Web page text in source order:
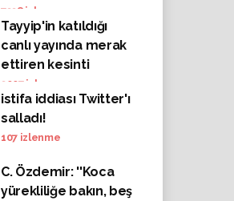
tanınan şahıs: 'Z
kuşağının oy
kullanmaması lazım'
7338izlenme
Tayyip'in katıldığı
canlı yayında merak
ettiren kesinti
3007izlenme
istifa iddiası Twitter'ı
salladı!
107 izlenme
C. Özdemir: ''Koca
yürekliliğe bakın, beş